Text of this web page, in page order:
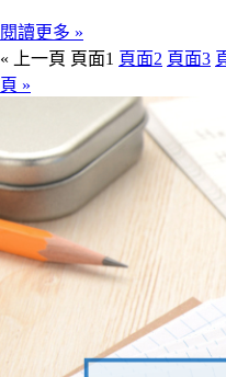
閱讀更多 »
« 上一頁 頁面1 頁面2 頁面3
頁 »